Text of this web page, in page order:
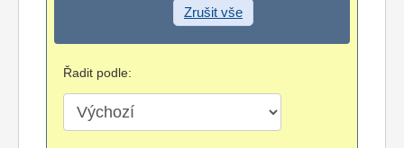
Zrušit vše
Řadit podle: